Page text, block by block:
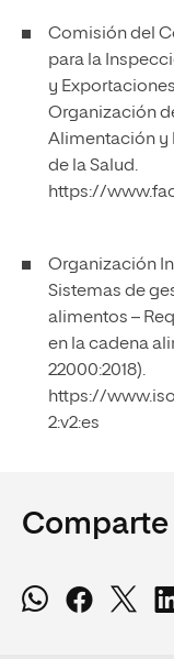
Comisión del
para la
y
Organización
Alimentación y
de la Salud.
https://
Organización
Sistemas de
alimentos –
en la cadena
22000:2018).
https://
2:v2:es